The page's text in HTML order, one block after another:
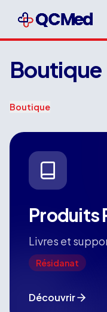
Boutique
Boutique
Produits
Livres et
Résidanat
Découvrir